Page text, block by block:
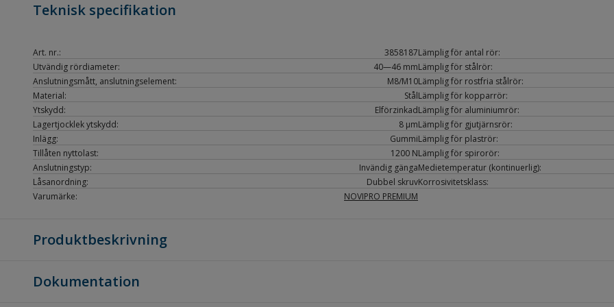
Teknisk specifikation
Art. nr.:
3858187
Utvändig rördiameter:
40—46 mm
Anslutningsmått, anslutningselement:
M8/M10
Material:
Stål
Ytskydd:
Elförzinkad
Lagertjocklek ytskydd:
8 µm
Inlägg:
Gummi
Tillåten nyttolast:
1200 N
Anslutningstyp:
Invändig gänga
Låsanordning:
Dubbel skruv
Varumärke:
NOVIPRO PREMIUM
Lämplig för antal rör:
Lämplig för stålrör:
Lämplig för rostfria stålrör:
Lämplig för kopparrör:
Lämplig för aluminiumrör:
Lämplig för gjutjärnsrör:
Lämplig för plaströr:
Lämplig för spirorör:
Medietemperatur (kontinuerlig):
Korrosivitetsklass:
Produktbeskrivning
Dokumentation